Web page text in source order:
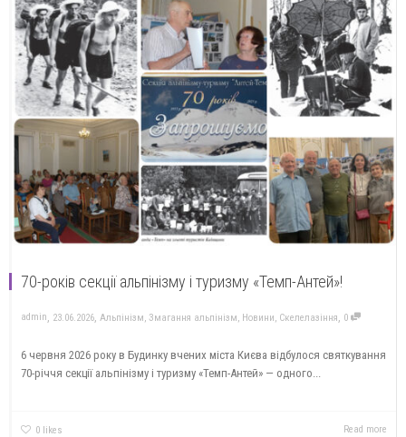
70-років секції альпінізму і туризму «Темп-Антей»!
admin 23.06.2026 Альпінізм, Змагання альпінізм, Новини, Скелелазіння 0
6 червня 2026 року в Будинку вчених міста Києва відбулося святкування
70-річчя секції альпінізму і туризму «Темп-Антей» — одного...
0 likes Read more